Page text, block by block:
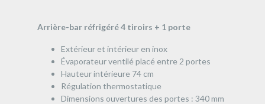
Arrière-bar réfrigéré 4 tiroirs + 1 porte
Extérieur et intérieur en inox
Évaporateur ventilé placé entre 2 portes
Hauteur intérieure 74 cm
Régulation thermostatique
Dimensions ouvertures des portes : 340 mm